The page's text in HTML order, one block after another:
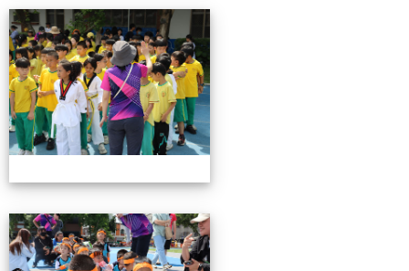
0503運動會花絮-3
0503運動會花絮-3